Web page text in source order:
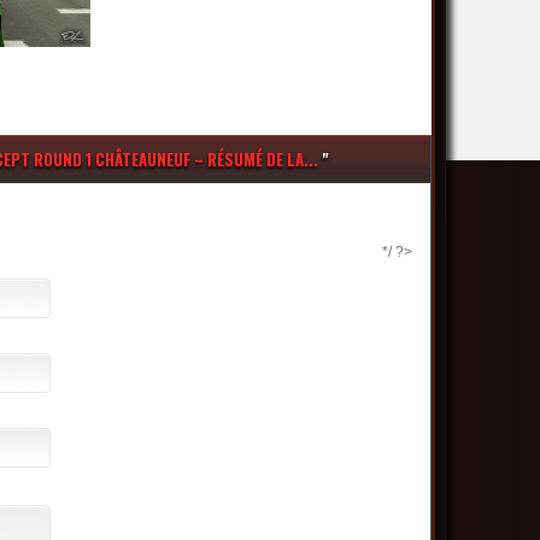
ROUND 1 CHÂTEAUNEUF – RÉSUMÉ DE LA... "
*/ ?>